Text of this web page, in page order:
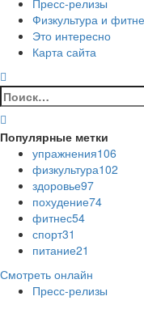
Пресс-релизы
Физкультура и
Это интересно
Карта сайта
Найти:
Популярные метки
упражнения106
физкультура102
здоровье97
похудение74
фитнес54
спорт31
питание21
Смотреть онлайн
Пресс-релизы